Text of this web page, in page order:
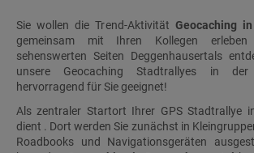
Sie wollen die Trend-Aktivität Geocaching
gemeinsam mit Ihren Kollegen
sehenswerten Seiten Deggenhausertals
unsere Geocaching Stadtrallyes in der
hervorragend für Sie geeignet!
Als zentraler Startort Ihrer GPS Stadtrallye
dient . Dort werden Sie zunächst in
Roadbooks und Navigationsgeräten